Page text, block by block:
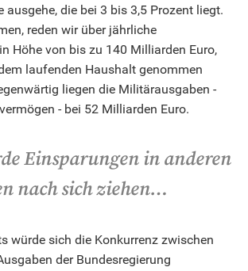
ausgehe, die bei 3 bis 3,5 Prozent liegt.
reden wir über jährliche
Höhe von bis zu 140 Milliarden Euro,
laufenden Haushalt genommen
liegen die Militärausgaben -
- bei 52 Milliarden Euro.
Einsparungen in anderen
nach sich ziehen…
würde sich die Konkurrenz zwischen
der Bundesregierung